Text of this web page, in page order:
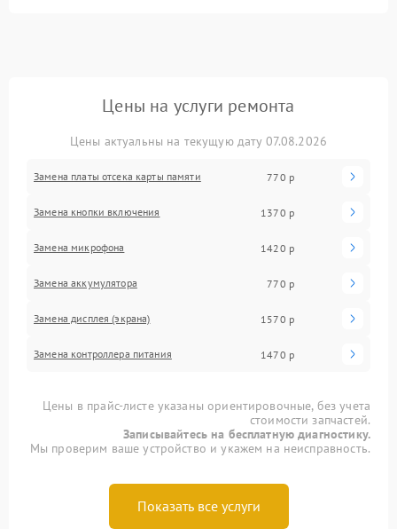
Цены на услуги ремонта
Цены актуальны на текущую дату 07.08.2026
Замена платы отсека карты памяти 770 р
Замена кнопки включения 1370 р
Замена микрофона 1420 р
Замена аккумулятора 770 р
Замена дисплея (экрана) 1570 р
Замена контроллера питания 1470 р
Цены в прайс-листе указаны ориентировочные, без учета
стоимости запчастей.
Записывайтесь на бесплатную диагностику.
Мы проверим ваше устройство и укажем на неисправность.
Показать все услуги